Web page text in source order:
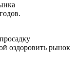
просадку
оздоровить рынок